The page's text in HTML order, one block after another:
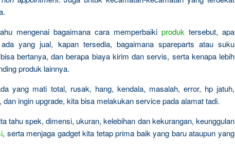
mengenai bagaimana cara memperbaiki produk tersebut, apa
yang jual, kapan tersedia, bagaimana spareparts atau suku
bertanya, dan berapa biaya kirim dan servis, serta kenapa lebih
produk lainnya.
yang mati total, rusak, hang, kendala, masalah, error, hp jatuh,
ingin upgrade, kita bisa melakukan service pada alamat tadi.
tahu spek, dimensi, ukuran, kelebihan dan kekurangan, keunggulan
, serta menjaga gadget kita tetap prima baik yang baru ataupun yang